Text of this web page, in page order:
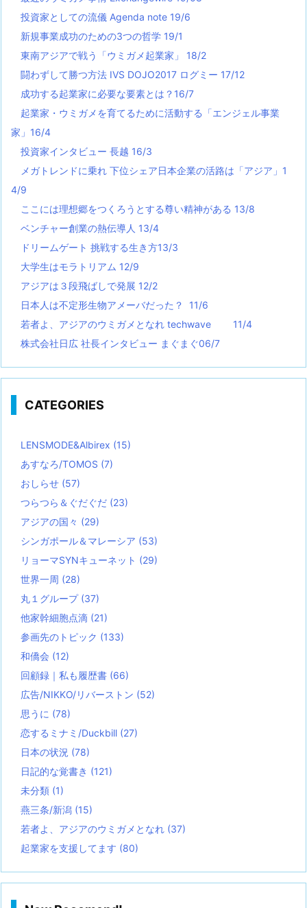
投資家としての流儀 Agenda note 19/6
新規事業成功のための3つの哲学 19/1
東南アジアで戦う「ウミガメ起業家」 18/2
闘わずして勝つ方法 IVS DOJO2017 ログミー 17/12
成功する起業家に必要な要素とは？16/7
起業家・ウミガメを育てるために活動する「エンジェル事業
家」16/4
投資家インタビュー 長越 16/3
メガトレンドに乗れ 下位シェア日本企業の活路は「アジア」1
4/9
ここには理想郷をつくろうとする尊い精神がある 13/8
ベンチャー創業の熱伝導人 13/4
ドリームゲート 挑戦する生き方13/3
大学生はモラトリアム 12/9
アジアは３段飛ばしで発展 12/2
日本人は不定形生物アメーバだった？ 11/6
若者よ、アジアのウミガメとなれ techwave
11/4
株式会社日広 社長インタビュー まぐまぐ06/7
CATEGORIES
LENSMODE&Albirex (15)
あすなろ/TOMOS (7)
おしらせ (57)
つらつら＆ぐだぐだ (23)
アジアの国々 (29)
シンガポール＆マレーシア (53)
リョーマSYNキューネット (29)
世界一周 (28)
丸１グループ (37)
他家幹細胞点滴 (21)
参画先のトピック (133)
和僑会 (12)
回顧録｜私も履歴書 (66)
広告/NIKKO/リバーストン (52)
思うに (78)
恋するミナミ/Duckbill (27)
日本の状況 (78)
日記的な覚書き (121)
未分類 (1)
燕三条/新潟 (15)
若者よ、アジアのウミガメとなれ (37)
起業家を支援してます (80)